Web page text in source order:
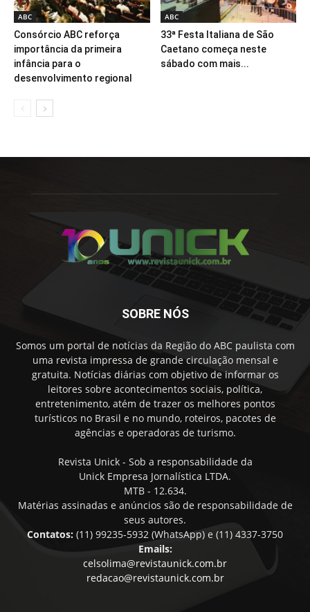
ABC
Consórcio ABC reforça
importância da primeira
infância para o
desenvolvimento regional
ABC
33ª Festa Italiana de São
Caetano começa neste
sábado com mais...
SOBRE NÓS
Somos um portal de notícias da Região do ABC paulista com
uma revista impressa de grande circulação mensal e
gratuita. Notícias diárias com objetivo de informar os
leitores sobre acontecimentos sociais, política,
entretenimento, atém de trazer os melhores pontos
turísticos no Brasil e no mundo, roteiros, pacotes de
agências e operadoras de turismo.
Revista Unick - Sob a responsabilidade da
Unick Empresa Jornalística LTDA.
MTB - 12.634.
Matérias assinadas e anúncios são de responsabilidade de
seus autores.
Contatos: (11) 99235-5932 (WhatsApp) e (11) 4337-3750
Emails:
celsolima@revistaunick.com.br
redacao@revistaunick.com.br